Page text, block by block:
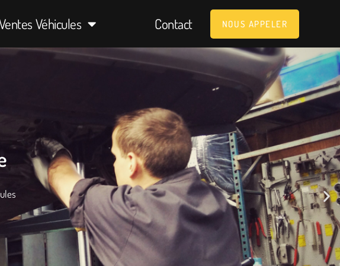
Véhicules Contact NOUS APPELER